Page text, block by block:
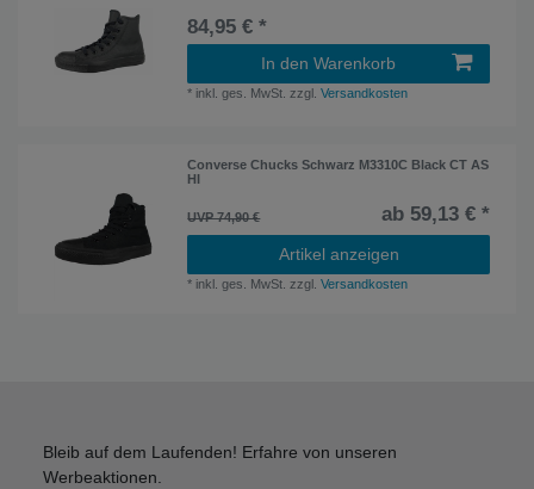
84,95 € *
In den Warenkorb
* inkl. ges. MwSt. zzgl.Versandkosten
Converse Chucks Schwarz M3310C Black CT AS
HI
UVP 74,90 € ab 59,13 € *
Artikel anzeigen
* inkl. ges. MwSt. zzgl.Versandkosten
Bleib auf dem Laufenden! Erfahre von unseren
Werbeaktionen.